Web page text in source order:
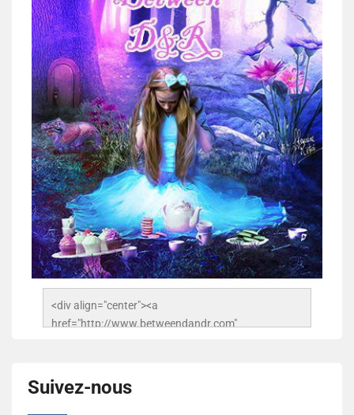
<div align="center"><a
href="http://www.betweendandr.com"
503716673157532-2788222864243652657-n.jpg"
alt="Between D&R" style="border:none;" /></a>
Suivez-nous